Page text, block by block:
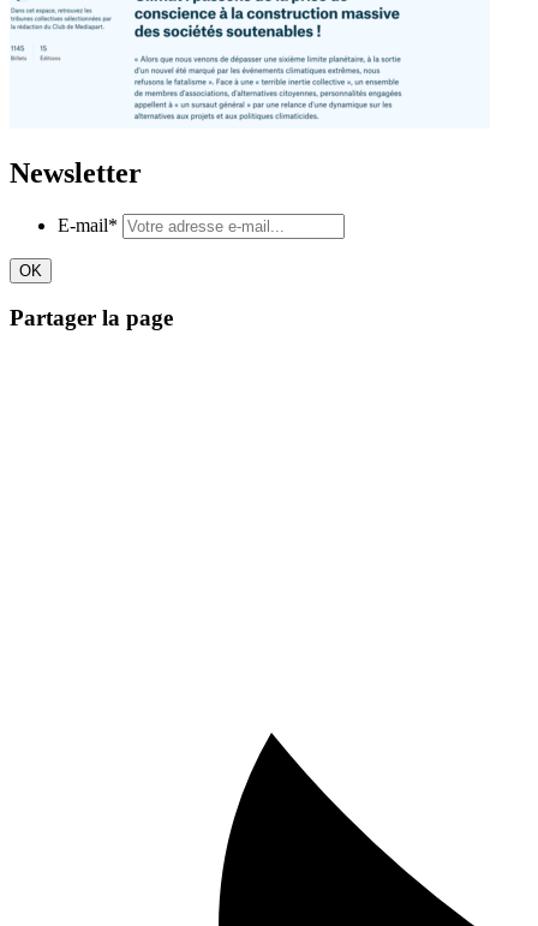
Newsletter
E-mail*
Partager la page